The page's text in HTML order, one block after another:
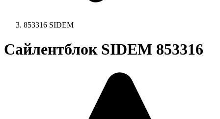
853316 SIDEM
Сайлентблок SIDEM 853316